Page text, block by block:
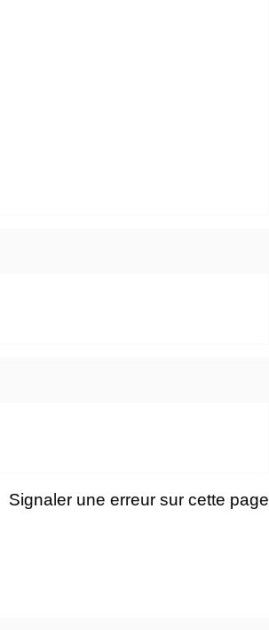
Signaler une erreur sur cette page